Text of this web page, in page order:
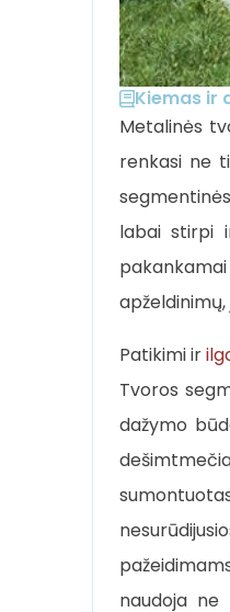
Kiemas ir
Metalinės
renkasi ne
labai stirpi
Patikimi ir
Tvoros
dažymo
naudoja